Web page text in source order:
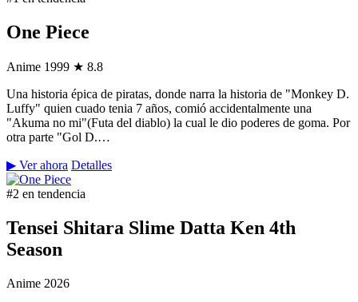
One Piece
Anime 1999 ★ 8.8
Una historia épica de piratas, donde narra la historia de "Monkey D.
Luffy" quien cuado tenia 7 años, comió accidentalmente una
"Akuma no mi"(Futa del diablo) la cual le dio poderes de goma. Por
otra parte "Gol D.…
▶ Ver ahora Detalles
#2 en tendencia
Tensei Shitara Slime Datta Ken 4th
Season
Anime 2026